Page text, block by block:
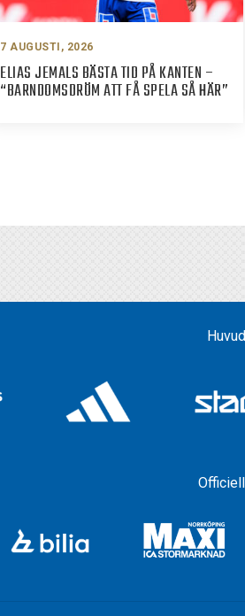
7 AUGUSTI, 2026
ELIAS JEMALS BÄSTA TID PÅ KANTEN –
“BARNDOMSDRÖM ATT FÅ SPELA SÅ HÄR”